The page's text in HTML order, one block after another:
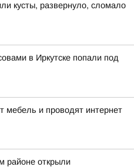
кусты, развернуло, сломало
в Иркутске попали под
мебель и проводят интернет
районе открыли